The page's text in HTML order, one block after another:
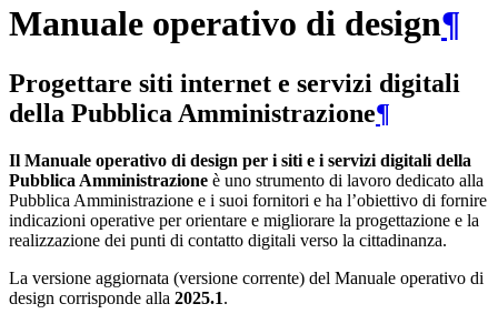
Manuale operativo di design¶
Progettare siti internet e servizi digitali
della Pubblica Amministrazione¶
Il Manuale operativo di design per i siti e i servizi digitali della
Pubblica Amministrazione è uno strumento di lavoro dedicato alla
Pubblica Amministrazione e i suoi fornitori e ha l’obiettivo di fornire
indicazioni operative per orientare e migliorare la progettazione e la
realizzazione dei punti di contatto digitali verso la cittadinanza.
La versione aggiornata (versione corrente) del Manuale operativo di
design corrisponde alla 2025.1.